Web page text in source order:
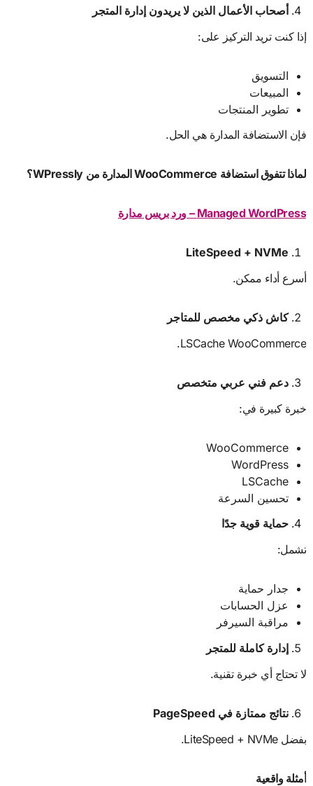
أصحاب الأعمال الذين لا يريدون إدارة المتجر
إذا كنت تريد التركيز على:
التسويق
المبيعات
تطوير المنتجات
فإن الاستضافة المدارة هي الحل.
لماذا تتفوق استضافة المدارة من WPressly ؟
Managed WordPress – ورد بريس مدارة
LiteSpeed + NVMe
أسرع أداء ممكن.
كاش ذكي مخصص للمتاجر
LSCache WooCommerce.
دعم فني عربي متخصص
خبرة كبيرة في:
WooCommerce
WordPress
LSCache
تحسين السرعة
حماية قوية جدًا
تشمل:
جدار حماية
عزل الحسابات
مراقبة السيرفر
إدارة كاملة للمتجر
لا تحتاج أي خبرة تقنية.
نتائج ممتازة في
بفضل LiteSpeed + NVMe.
أمثلة واقعية